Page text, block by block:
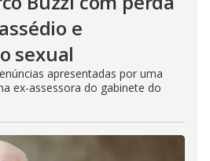
e
sexual
apresentadas por uma
ex-assessora do gabinete do